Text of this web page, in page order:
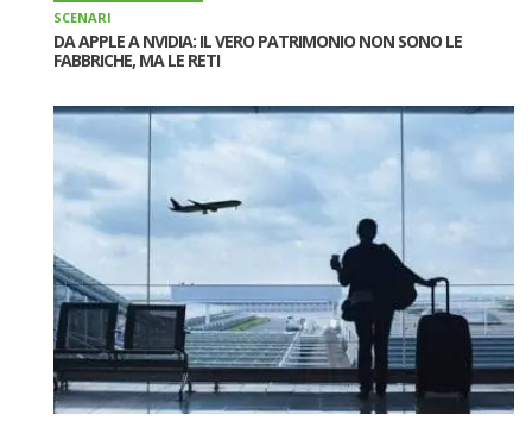
SCENARI
DA APPLE A NVIDIA: IL VERO PATRIMONIO NON SONO LE
FABBRICHE, MA LE RETI